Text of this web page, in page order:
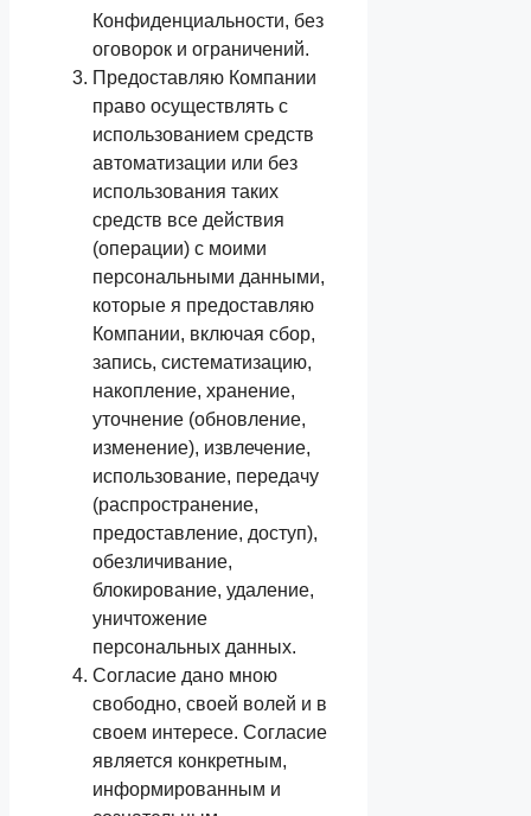
Конфиденциальности, без
оговорок и ограничений.
Предоставляю Компании
право осуществлять с
использованием средств
автоматизации или без
использования таких
средств все действия
(операции) с моими
персональными данными,
которые я предоставляю
Компании, включая сбор,
запись, систематизацию,
накопление, хранение,
уточнение (обновление,
изменение), извлечение,
использование, передачу
(распространение,
предоставление, доступ),
обезличивание,
блокирование, удаление,
уничтожение
персональных данных.
Согласие дано мною
свободно, своей волей и в
своем интересе. Согласие
является конкретным,
информированным и